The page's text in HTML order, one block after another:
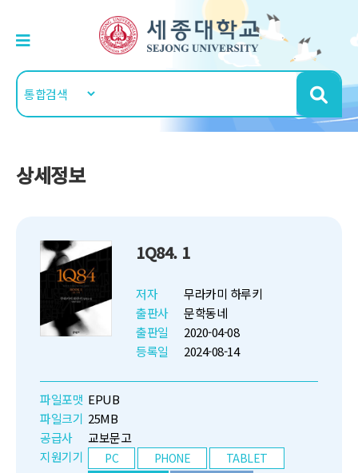
상세정보
1Q84. 1
저자
무라카미 하루키
출판사
문학동네
출판일
2020-04-08
등록일
2024-08-14
파일포맷 EPUB
파일크기 25MB
공급사
교보문고
지원기기
PC PHONE
TABLET